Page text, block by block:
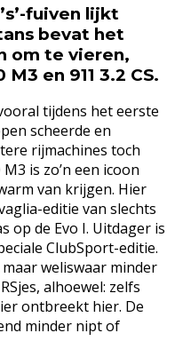
fuiven lijkt
bevat het
om te vieren,
en 911 3.2 CS.
tijdens het eerste
scheerde en
rijmachines toch
is zo’n een icoon
van krijgen. Hier
editie van slechts
op de Evo I. Uitdager is
ClubSport-editie.
maar weliswaar minder
alhoewel: zelfs
ontbreekt hier. De
minder nipt of